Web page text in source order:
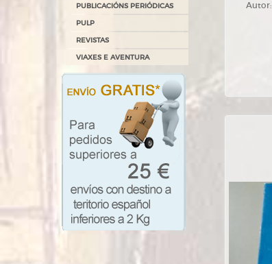
PUBLICACIÓNS PERIÓDICAS
PULP
REVISTAS
VIAXES E AVENTURA
Autor: